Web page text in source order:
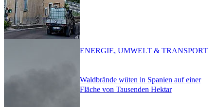
Waldbrände wüten in Spanien auf einer
Fläche von Tausenden Hektar
ENERGIE, UMWELT & TRANSPORT